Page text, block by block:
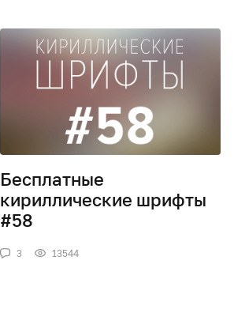
Бесплатные
кириллические шрифты
#58
3 13544